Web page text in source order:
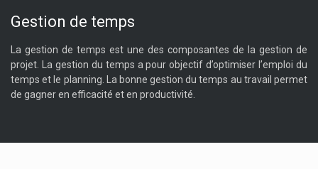
Gestion de temps
La gestion de temps est une des composantes de la gestion de
projet. La gestion du temps a pour objectif d’optimiser l’emploi du
temps et le planning. La bonne gestion du temps au travail permet
de gagner en efficacité et en productivité.